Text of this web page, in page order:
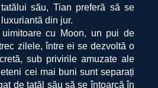
său, Tian preferă să se
din jur.
cu Moon, un pui de
zilele, între ei se dezvoltă o
sub privirile amuzate ale
cei mai buni sunt separați
de tatăl său să se întoarcă în